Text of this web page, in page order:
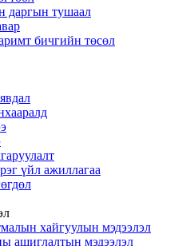
даргын тушаал
бичгийн төсөл
үйл ажиллагаа
хайгуулын мэдээлэл
ашиглалтын мэдээлэл